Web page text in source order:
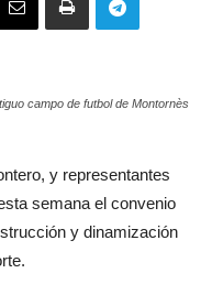
campo de futbol de Montornès
y representantes
semana el convenio
y dinamización